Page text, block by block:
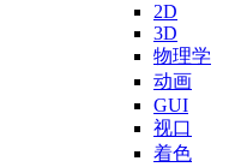
2D
3D
物理学
动画
GUI
视口
着色